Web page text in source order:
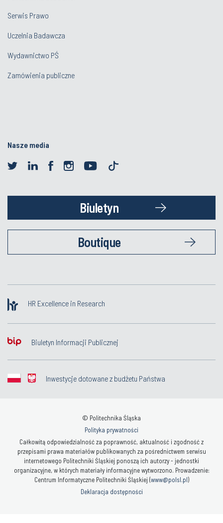
Serwis Prawo
Uczelnia Badawcza
Wydawnictwo PŚ
Zamówienia publiczne
Nasze media
Biuletyn
Boutique
HR Excellence in Research
Biuletyn Informacji Publicznej
Inwestycje dotowane z budżetu Państwa
© Politechnika Śląska
Polityka prywatności
Całkowitą odpowiedzialność za poprawność, aktualność i zgodność z
przepisami prawa materiałów publikowanych za pośrednictwem serwisu
internetowego Politechniki Śląskiej ponoszą ich autorzy - jednostki
organizacyjne, w których materiały informacyjne wytworzono. Prowadzenie:
Centrum Informatyczne Politechniki Śląskiej (www@polsl.pl)
Deklaracja dostępności